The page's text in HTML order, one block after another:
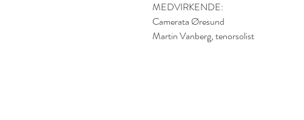
MEDVIRKENDE:
Camerata Øresund
Martin Vanberg, tenorsolist